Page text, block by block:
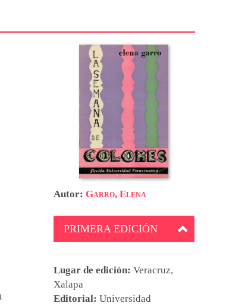
Autor: Garro, Elena
PRIMERA EDICIÓN
Lugar de edición: Veracruz,
Xalapa
Editorial: Universidad